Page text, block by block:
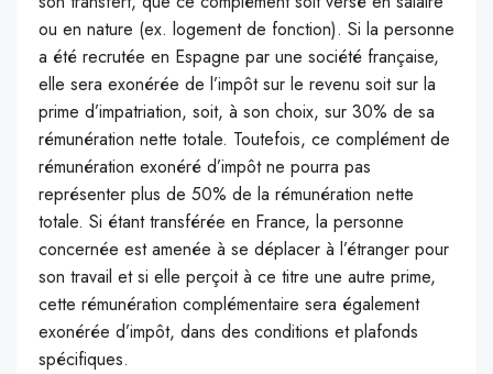
ou en nature (ex. logement de fonction). Si la personne
a été recrutée en Espagne par une société française,
elle sera exonérée de l’impôt sur le revenu soit sur la
prime d’impatriation, soit, à son choix, sur 30% de sa
rémunération nette totale. Toutefois, ce complément de
rémunération exonéré d’impôt ne pourra pas
représenter plus de 50% de la rémunération nette
totale. Si étant transférée en France, la personne
concernée est amenée à se déplacer à l’étranger pour
son travail et si elle perçoit à ce titre une autre prime,
cette rémunération complémentaire sera également
exonérée d’impôt, dans des conditions et plafonds
spécifiques.